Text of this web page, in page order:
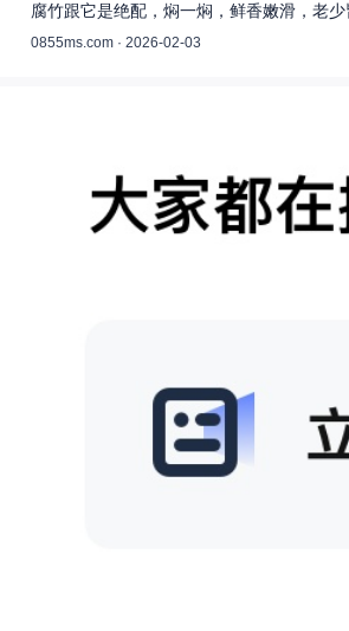
腐竹跟它是绝配，焖一焖，鲜香嫩滑，老
0855ms.com · 2026-02-03